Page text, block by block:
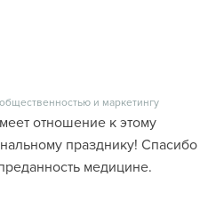
и маркетингу
отношение к этому
празднику! Спасибо
медицине.